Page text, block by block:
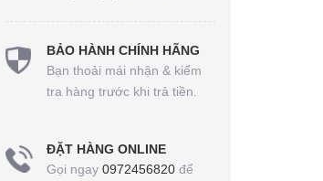
BẢO HÀNH CHÍNH HÃNG
Bạn thoải mái nhận & kiểm
tra hàng trước khi trả tiền.
ĐẶT HÀNG ONLINE
Gọi ngay 0972456820để